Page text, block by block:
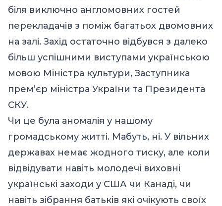
біля виключно англомовних гостей
перекладачів з поміж багатьох двомовних
на залі. Захід остаточно відбувся з далеко
більш успішними виступами українською
мовою Міністра культури, Заступника
прем’єр міністра України та Президента
СКУ.
Чи це була аномалія у нашому
громадському житті. Мабуть, ні. У вільних
державах немає жодного тиску, але коли
відвідувати навіть молодечі виховні
українські заходи у США чи Канаді, чи
навіть зібрання батьків які очікують своїх